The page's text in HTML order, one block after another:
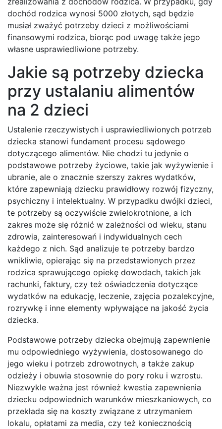
dochód rodzica wynosi 5000 złotych, sąd będzie
musiał zważyć potrzeby dzieci z możliwościami
finansowymi rodzica, biorąc pod uwagę także jego
własne usprawiedliwione potrzeby.
Jakie są potrzeby dziecka
przy ustalaniu alimentów
na 2 dzieci
Ustalenie rzeczywistych i usprawiedliwionych potrzeb
dziecka stanowi fundament procesu sądowego
dotyczącego alimentów. Nie chodzi tu jedynie o
podstawowe potrzeby życiowe, takie jak wyżywienie i
ubranie, ale o znacznie szerszy zakres wydatków,
które zapewniają dziecku prawidłowy rozwój fizyczny,
psychiczny i intelektualny. W przypadku dwójki dzieci,
te potrzeby są oczywiście zwielokrotnione, a ich
zakres może się różnić w zależności od wieku, stanu
zdrowia, zainteresowań i indywidualnych cech
każdego z nich. Sąd analizuje te potrzeby bardzo
wnikliwie, opierając się na przedstawionych przez
rodzica sprawującego opiekę dowodach, takich jak
rachunki, faktury, czy też oświadczenia dotyczące
wydatków na edukację, leczenie, zajęcia pozalekcyjne,
rozrywkę i inne elementy wpływające na jakość życia
dziecka.
Podstawowe potrzeby dziecka obejmują zapewnienie
mu odpowiedniego wyżywienia, dostosowanego do
jego wieku i potrzeb zdrowotnych, a także zakup
odzieży i obuwia stosownie do pory roku i wzrostu.
Niezwykle ważna jest również kwestia zapewnienia
dziecku odpowiednich warunków mieszkaniowych, co
przekłada się na koszty związane z utrzymaniem
lokalu, opłatami za media, czy też koniecznością